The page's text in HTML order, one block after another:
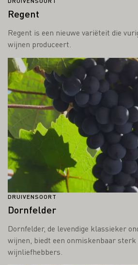
Regent
Regent is een nieuwe variëteit die
wijnen produceert.
DRUIVENSOORT
Dornfelder
Dornfelder, de levendige klassieker
wijnen, biedt een onmiskenbaar sterk
wijnliefhebbers.
Meer informatie